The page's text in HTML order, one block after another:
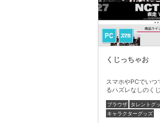
くじっちゃお
スマホやPCでいつ
るハズレなしのくじ
ブラウザ タレントグ
キャラクターグッズ